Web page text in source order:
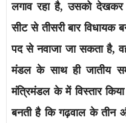
लगाव रहा है, उसको देखकर
सीट से तीसरी बार विधायक
पद से नवाजा जा सकता है,
मंडल के साथ ही जातीय
मंत्रिमंडल के में विस्तार
बनती है कि गढ़वाल के तीन